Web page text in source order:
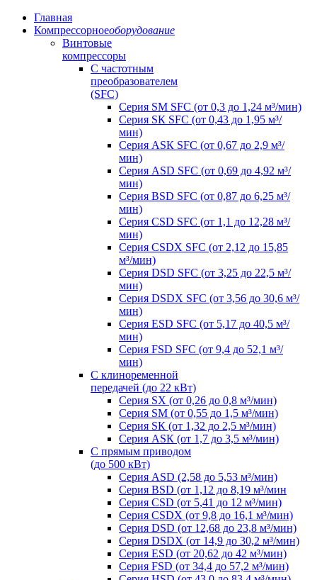
Главная
Компрессорноеоборудование
Винтовые
компрессоры
C частотным
преобразователем
(SFC)
Серия SM SFC (от 0,3 до 1,24 м³/мин)
Серия SК SFC (от 0,43 до 1,95 м³/
мин)
Серия АSК SFC (от 0,67 до 2,9 м³/
мин)
Серия АSD SFC (от 0,69 до 4,92 м³/
мин)
Серия ВSD SFC (от 0,87 до 6,25 м³/
мин)
Серия СSD SFC (от 1,1 до 12,28 м³/
мин)
Серия СSDХ SFC (от 2,12 до 15,85
м³/мин)
Серия DSD SFC (от 3,25 до 22,5 м³/
мин)
Серия DSDХ SFC (от 3,56 до 30,6 м³/
мин)
Серия ESD SFC (от 5,17 до 40,5 м³/
мин)
Серия FSD SFC (от 9,4 до 52,1 м³/
мин)
С клиноременной
передачей (до 22 кВт)
Серия SX (от 0,26 до 0,8 м³/мин)
Серия SM (от 0,55 до 1,5 м³/мин)
Серия SК (от 1,32 до 2,5 м³/мин)
Серия АSК (от 1,7 до 3,5 м³/мин)
С прямым приводом
(до 500 кВт)
Серия ASD (2,58 до 5,53 м³/мин)
Серия BSD (от 1,12 до 8,19 м³/мин
Серия CSD (от 5,41 до 12 м³/мин)
Серия СSDХ (от 9,8 до 16,1 м³/мин)
Серия DSD (от 12,68 до 23,8 м³/мин)
Серия DSDХ (от 14,9 до 30,2 м³/мин)
Серия ESD (от 20,62 до 42 м³/мин)
Серия FSD (от 34,4 до 57,2 м³/мин)